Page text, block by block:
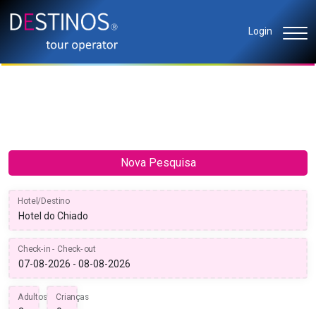
Login
Nova Pesquisa
Hotel/Destino
Check-in - Check-out
Adultos Crianças